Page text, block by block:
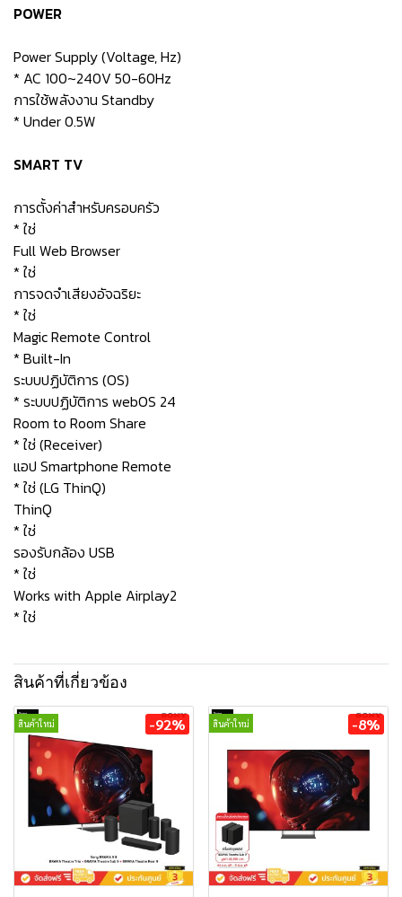
POWER
Power Supply (Voltage, Hz)
* AC 100~240V 50-60Hz
การใช้พลังงาน Standby
* Under 0.5W
SMART TV
การตั้งค่าสำหรับครอบครัว
* ใช่
Full Web Browser
* ใช่
การจดจำเสียงอัจฉริยะ
* ใช่
Magic Remote Control
* Built-In
ระบบปฏิบัติการ (OS)
* ระบบปฏิบัติการ webOS 24
Room to Room Share
* ใช่ (Receiver)
แอป Smartphone Remote
* ใช่ (LG ThinQ)
ThinQ
* ใช่
รองรับกล้อง USB
* ใช่
Works with Apple Airplay2
* ใช่
สินค้าที่เกี่ยวข้อง
สินค้าใหม่ -92% สินค้าใหม่ -8%